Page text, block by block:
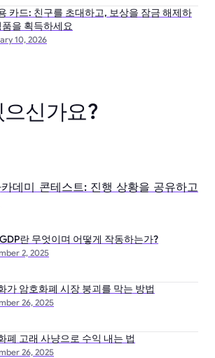
10, 2026
카드: 친구를 초대하고, 보상을 잠금 해제하
품을 획득하세요
신가요?
데미 콘테스트: 진행 상황을 공유하고
2, 2025
란 무엇이며 어떻게 작동하는가?
26, 2025
가 암호화폐 시장 붕괴를 막는 방법
26, 2025
폐 고래 사냥으로 수익 내는 법